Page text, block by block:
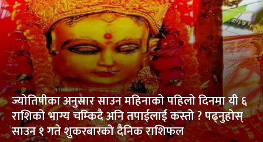
ज्योतिषीका अनुसार साउन महिनाको पहिलो दिनमा यी ६
राशिको भाग्य चम्किदै अनि तपाईलाई कस्तो ? पढ्नुहोस्
साउन १ गते शुकरबारको दैनिक राशिफल